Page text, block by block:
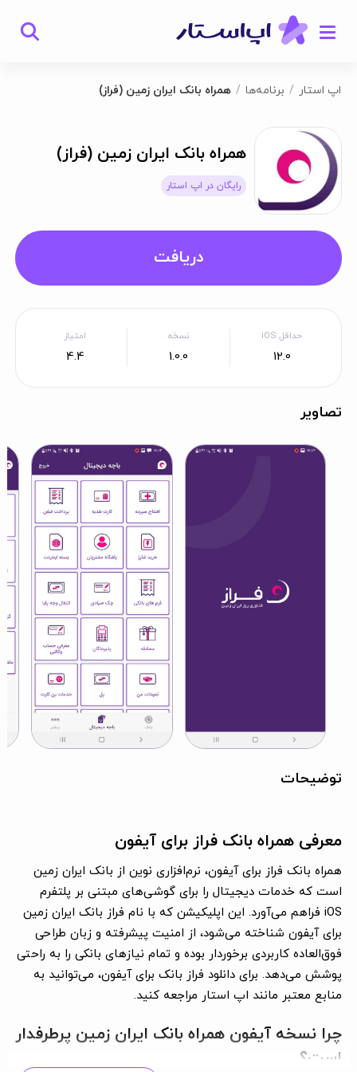
اپ استار برنامه‌ها همراه بانک ایران زمین (فراز)
همراه بانک ایران زمین (فراز)
رایگان در اپ استار
دریافت
حداقل iOS
12.0
نسخه
1.0.0
امتیاز
4.4
تصاویر
توضیحات
معرفی همراه بانک فراز برای آیفون
همراه بانک فراز برای آیفون، نرم‌افزاری نوین از بانک ایران زمین
است که خدمات دیجیتال را برای گوشی‌های مبتنی بر پلتفرم
iOS فراهم می‌آورد. این اپلیکیشن که با نام فراز بانک ایران زمین
برای آیفون شناخته می‌شود، از امنیت پیشرفته و زبان طراحی
فوق‌العاده کاربردی برخوردار بوده و تمام نیازهای بانکی را به راحتی
پوشش می‌دهد. برای دانلود فراز بانک برای آیفون، می‌توانید به
منابع معتبر مانند اپ استار مراجعه کنید.
چرا نسخه آیفون همراه بانک ایران زمین پرطرفدار
است؟